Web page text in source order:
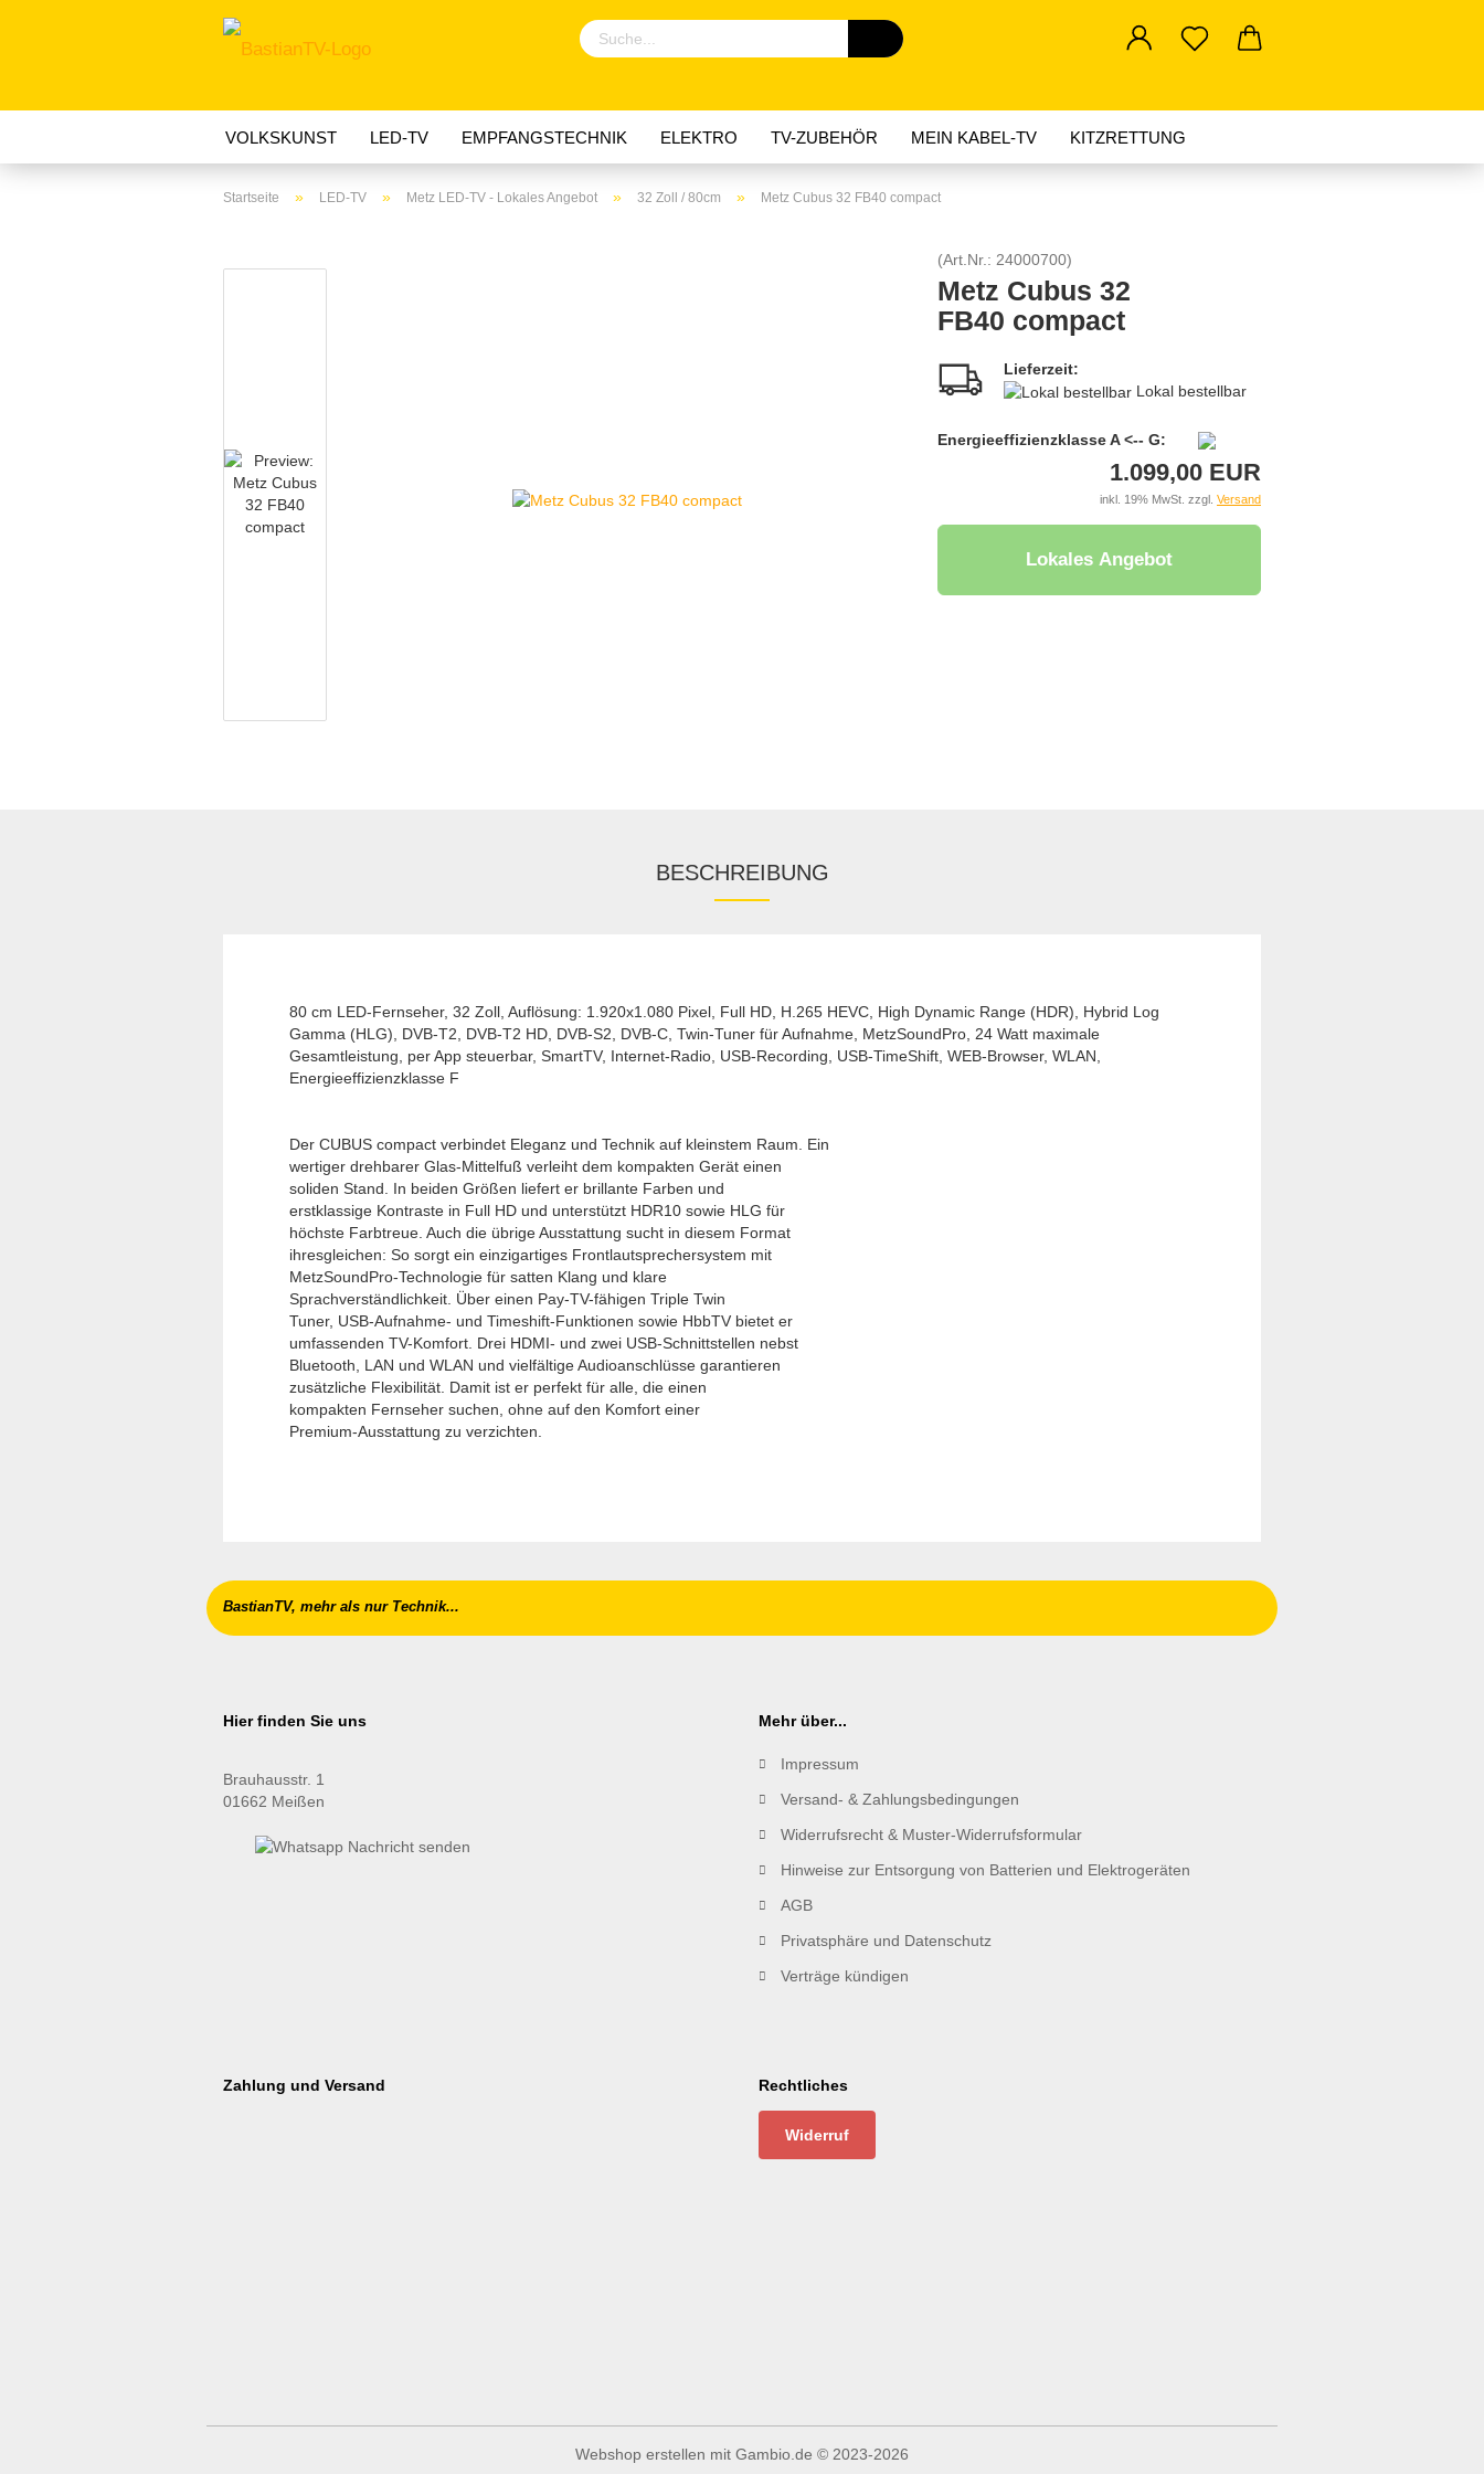
VOLKSKUNST LED-TV EMPFANGSTECHNIK ELEKTRO TV-ZUBEHÖR MEIN KABEL-TV KITZRETTUNG
Startseite » LED-TV » Metz LED-TV - Lokales Angebot » 32 Zoll / 80cm » Metz Cubus 32 FB40 compact
(Art.Nr.: 24000700)
Metz Cubus 32
FB40 compact
Lieferzeit:
Lokal bestellbar
Energieeffizienzklasse A <-- G:
1.099,00 EUR
inkl. 19% MwSt. zzgl. Versand
BESCHREIBUNG
80 cm LED-Fernseher, 32 Zoll, Auflösung: 1.920x1.080 Pixel, Full HD, H.265 HEVC, High Dynamic Range (HDR), Hybrid Log
Gamma (HLG), DVB-T2, DVB-T2 HD, DVB-S2, DVB-C, Twin-Tuner für Aufnahme, MetzSoundPro, 24 Watt maximale
Gesamtleistung, per App steuerbar, SmartTV, Internet-Radio, USB-Recording, USB-TimeShift, WEB-Browser, WLAN,
Energieeffizienzklasse F
Der CUBUS compact verbindet Eleganz und Technik auf kleinstem Raum. Ein
wertiger drehbarer Glas-Mittelfuß verleiht dem kompakten Gerät einen
soliden Stand. In beiden Größen liefert er brillante Farben und
erstklassige Kontraste in Full HD und unterstützt HDR10 sowie HLG für
höchste Farbtreue. Auch die übrige Ausstattung sucht in diesem Format
ihresgleichen: So sorgt ein einzigartiges Frontlautsprechersystem mit
MetzSoundPro-Technologie für satten Klang und klare
Sprachverständlichkeit. Über einen Pay-TV-fähigen Triple Twin
Tuner, USB-Aufnahme- und Timeshift-Funktionen sowie HbbTV bietet er
umfassenden TV-Komfort. Drei HDMI- und zwei USB-Schnittstellen nebst
Bluetooth, LAN und WLAN und vielfältige Audioanschlüsse garantieren
zusätzliche Flexibilität. Damit ist er perfekt für alle, die einen
kompakten Fernseher suchen, ohne auf den Komfort einer
Premium-Ausstattung zu verzichten.
BastianTV, mehr als nur Technik...
Hier finden Sie uns
Brauhausstr. 1
01662 Meißen
Mehr über...
Impressum
Versand- & Zahlungsbedingungen
Widerrufsrecht & Muster-Widerrufsformular
Hinweise zur Entsorgung von Batterien und Elektrogeräten
AGB
Privatsphäre und Datenschutz
Verträge kündigen
Zahlung und Versand Rechtliches
Widerruf
Webshop erstellen mit Gambio.de © 2023-2026